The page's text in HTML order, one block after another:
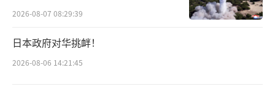
2026-08-07 08:29:39
日本政府对华挑衅！
2026-08-06 14:21:45